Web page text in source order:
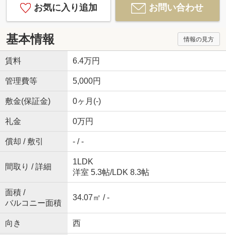
お気に入り追加 お問い合わせ
基本情報 情報の見方
賃料 6.4万円
管理費等 5,000円
敷金(保証金) 0ヶ月(-)
礼金 0万円
償却 / 敷引 - / -
間取り / 詳細
1LDK
洋室 5.3帖/LDK 8.3帖
面積 /
バルコニー面積
34.07㎡ / -
向き 西